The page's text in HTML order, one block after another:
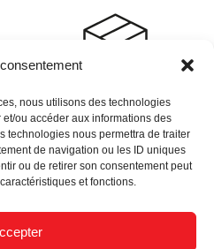
nous utilisons des technologies
ou accéder aux informations des
technologies nous permettra de traiter
de navigation ou les ID uniques
ou de retirer son consentement peut
et fonctions.
Plus de 4 000 références
en stock